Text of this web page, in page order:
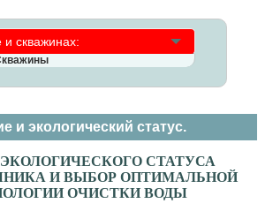
скважинах:
скважин, часть 2
доме: вода и...
- какие проблемы?
колодец
и экологический статус.
СТАТУСА
И ВЫБОР ОПТИМАЛЬНОЙ
ОЧИСТКИ ВОДЫ